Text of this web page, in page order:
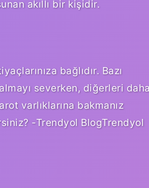
akıllı bir kişidir.
bağlıdır. Bazı
severken, diğerleri
varlıklarına bakmanız
-Trendyol BlogTrendyol